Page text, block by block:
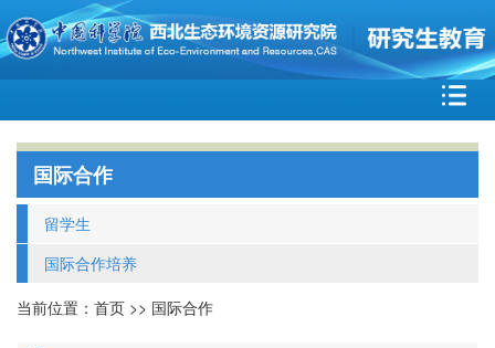
国际合作
留学生
国际合作培养
当前位置： 首页 >> 国际合作